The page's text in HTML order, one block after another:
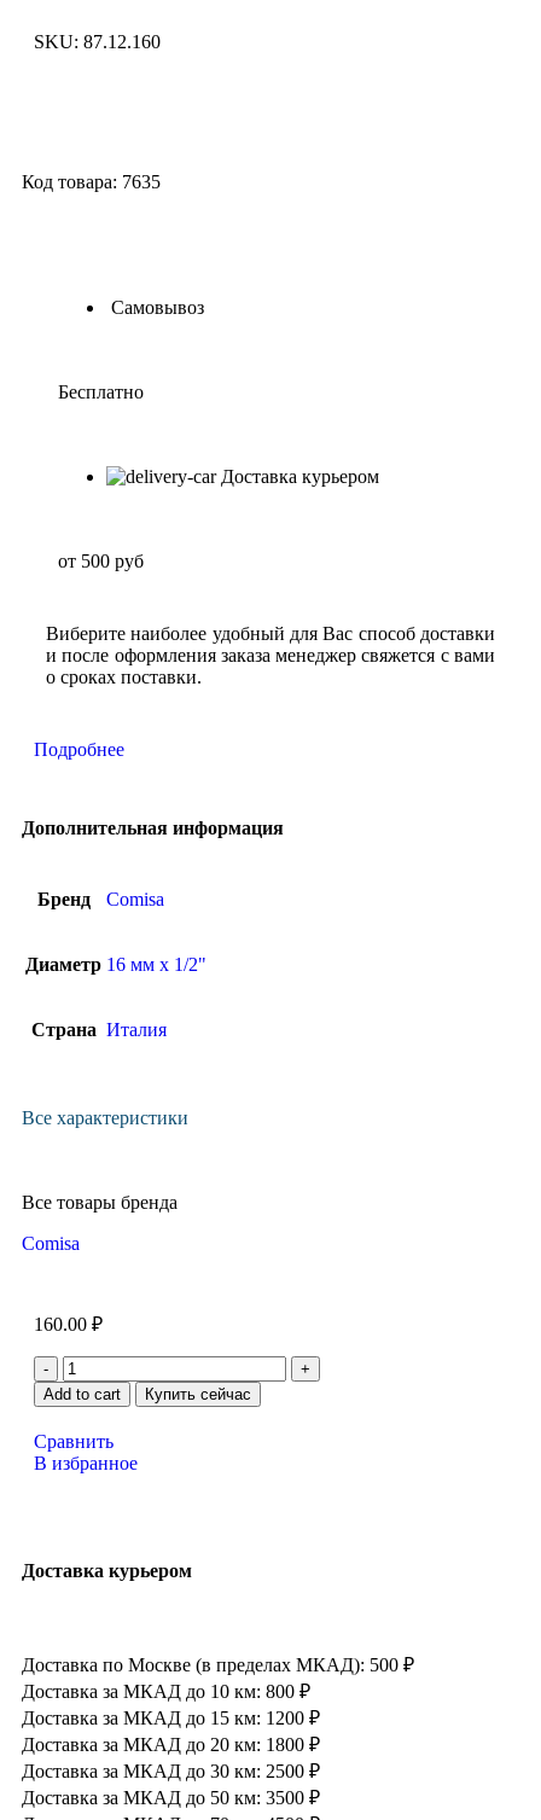
SKU: 87.12.160
Код товара: 7635
Самовывоз
Бесплатно
Доставка курьером
от 500 руб
Виберите наиболее удобный для Вас способ доставки
и после оформления заказа менеджер свяжется с вами
о сроках поставки.
Подробнее
Дополнительная информация
Бренд Comisa
Диаметр 16 мм x 1/2"
Страна Италия
Все характеристики
Все товары бренда
Comisa
160.00 ₽
Add to cart Купить сейчас
Сравнить
В избранное
Доставка курьером
Доставка по Москве (в пределах МКАД): 500 ₽
Доставка за МКАД до 10 км: 800 ₽
Доставка за МКАД до 15 км: 1200 ₽
Доставка за МКАД до 20 км: 1800 ₽
Доставка за МКАД до 30 км: 2500 ₽
Доставка за МКАД до 50 км: 3500 ₽